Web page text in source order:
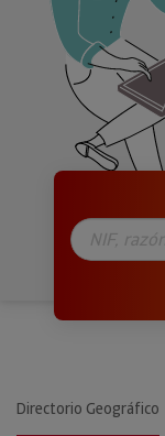
Directorio Geográfico